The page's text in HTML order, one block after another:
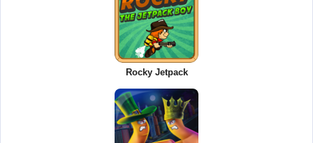
Rocky Jetpack